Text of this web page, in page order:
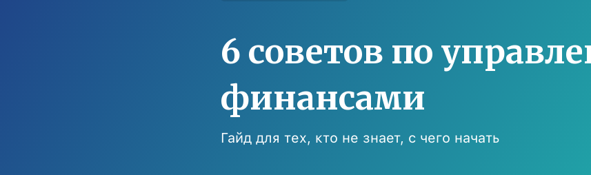
🍭 Наши
6 советов по
финансами
Гайд для тех, кто не знает, с чего начать